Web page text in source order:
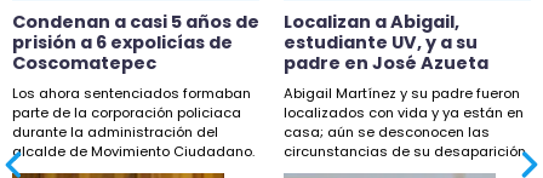
18:42
Buscan a Scarlet, menor desaparecida en
Coatzintla
18:33
Maestros de la UPAV bloquean Sefiplan por
adeudos salariales
Condenan a casi 5 años de
prisión a 6 expolicías de
Coscomatepec
Los ahora sentenciados formaban
parte de la corporación policiaca
durante la administración del
alcalde de Movimiento Ciudadano.
Localizan a Abigail,
estudiante UV, y a su
padre en José Azueta
Abigail Martínez y su padre fueron
localizados con vida y ya están en
casa; aún se desconocen las
circunstancias de su desaparición.